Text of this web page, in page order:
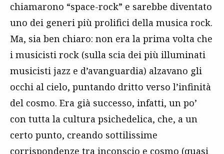
chiamarono “space-rock” e sarebbe diventato
uno dei generi più prolifici della musica rock.
Ma, sia ben chiaro: non era la prima volta che
i musicisti rock (sulla scia dei più illuminati
musicisti jazz e d’avanguardia) alzavano gli
occhi al cielo, puntando dritto verso l’infinità
del cosmo. Era già successo, infatti, un po’
con tutta la cultura psichedelica, che, a un
certo punto, creando sottilissime
corrispondenze tra inconscio e cosmo (quasi